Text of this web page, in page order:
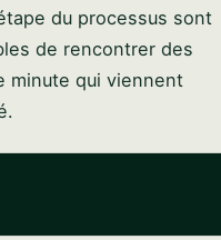
du processus sont
de rencontrer des
minute qui viennent